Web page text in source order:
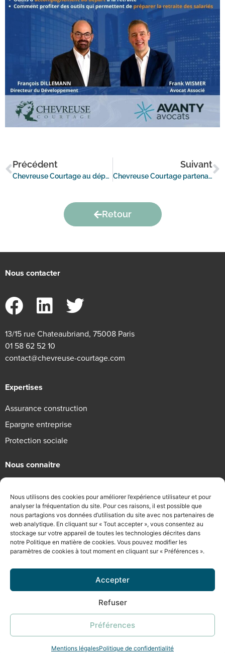
Nous utilisons des cookies pour améliorer l’expérience utilisateur et pour
analyser la fréquentation du site. Pour ces raisons, il est possible que
nous partagions vos données d’utilisation du site avec nos partenaires de
web analytique. En cliquant sur « Tout accepter », vous consentez au
stockage sur votre appareil de toutes les technologies décrites dans
notre Politique en matière de cookies. Vous pouvez modifier les
paramètres de cookies à tout moment en cliquant sur « Préférences ».
Accepter
Refuser
Préférences
Mentions légalesPolitique de confidentialité
Précédent
Chevreuse Courtage au départ de la 12ème édition de la Route du Rhum – destination Guadeloupe
Suivant
Chevreuse Courtage partenaire du concours artistique et pédagogique d’Apprentis d’Auteuil
Retour
Nous contacter
13/15 rue Chateaubriand, 75008 Paris
01 58 62 52 10
contact@chevreuse-courtage.com
Expertises
Assurance construction
Epargne entreprise
Protection sociale
Nous connaitre
Engagements RSE
Recrutement
Informations légales
Politique de confidentialité
©2026 Chevreuse Courtage